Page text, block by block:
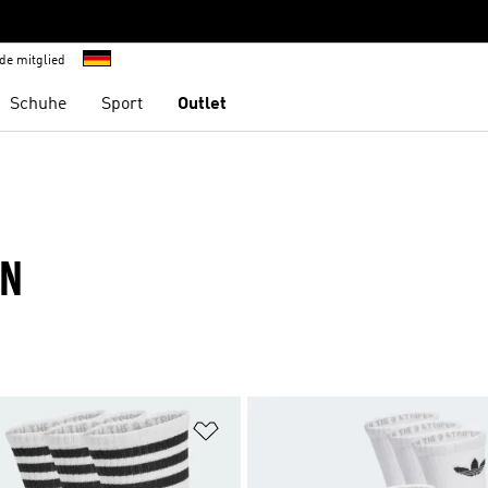
mitglied
Schuhe Sport Outlet
hinzufügen Zur Wunschliste hinzufügen